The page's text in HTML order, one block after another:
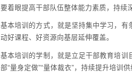
要着眼提高干部队伍整体能力素质，持续
基本培训的方式，就是坚持集中学习，
动好课程、好资源向基层延伸覆盖。
基本培训的学制，就是立足干部教育培
部“量身定做”“量体裁衣”，持续提升培训